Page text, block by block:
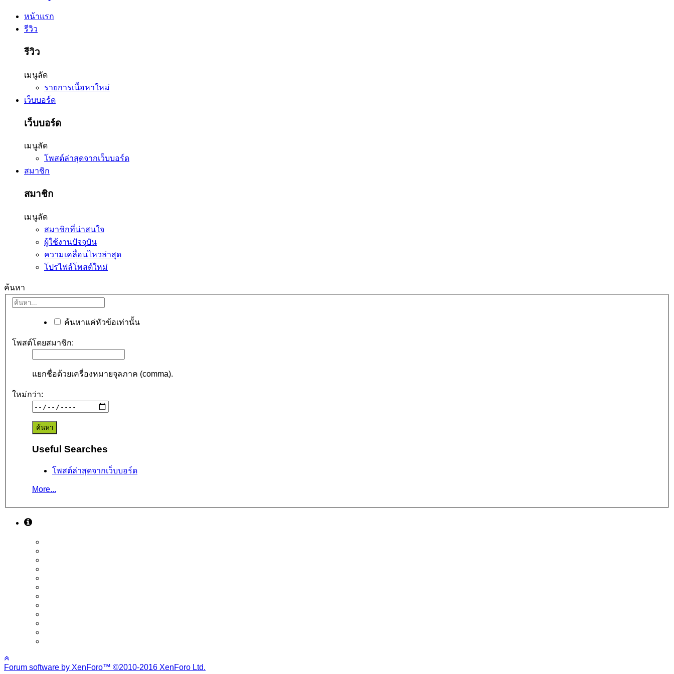
หน้าแรก
รีวิว
รีวิว
เมนูลัด
รายการเนื้อหาใหม่
เว็บบอร์ด
เว็บบอร์ด
เมนูลัด
โพสต์ล่าสุดจากเว็บบอร์ด
สมาชิก
สมาชิก
เมนูลัด
สมาชิกที่น่าสนใจ
ผู้ใช้งานปัจจุบัน
ความเคลื่อนไหวล่าสุด
โปรไฟล์โพสต์ใหม่
ค้นหา
ค้นหาแค่หัวข้อเท่านั้น
โพสต์โดยสมาชิก:
แยกชื่อด้วยเครื่องหมายจุลภาค (comma).
ใหม่กว่า:
Useful Searches
โพสต์ล่าสุดจากเว็บบอร์ด
More...
Forum software by XenForo™ ©2010-2016 XenForo Ltd.